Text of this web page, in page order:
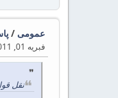
عمومی/
فبریه 01, 2011, 03:11:56 قبل از ظهر
نقل قول از: